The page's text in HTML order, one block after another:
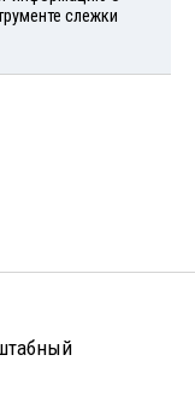
слежки